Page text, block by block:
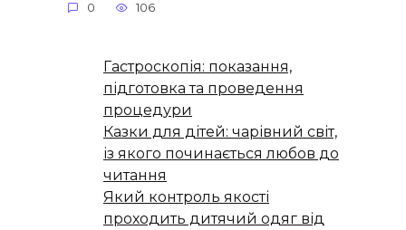
0 106
Гастроскопія: показання,
підготовка та проведення
процедури
Казки для дітей: чарівний світ,
із якого починається любов до
читання
Який контроль якості
проходить дитячий одяг від